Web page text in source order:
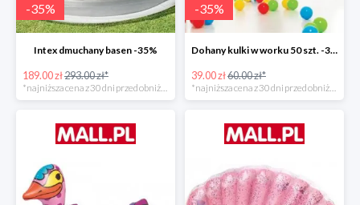
-35%
Intex dmuchany basen -35%
189.00 zł293.00 zł*
-35%
Dohany kulki w worku 50 szt. -35%
39.00 zł60.00 zł*